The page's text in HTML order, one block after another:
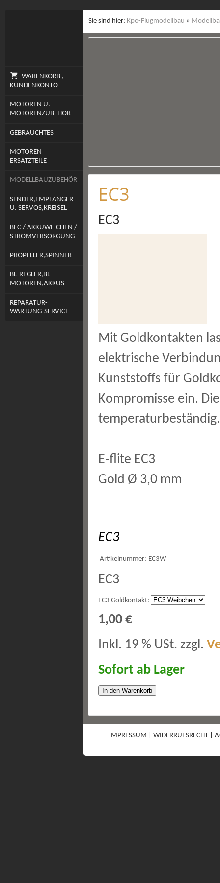
WARENKORB ,
KUNDENKONTO
MOTOREN U.
MOTORENZUBEHÖR
GEBRAUCHTES
MOTOREN
ERSATZTEILE
MODELLBAUZUBEHÖR
SENDER,EMPFÄNGER
U. SERVOS,KREISEL
BEC / AKKUWEICHEN /
STROMVERSORGUNG
PROPELLER,SPINNER
BL-REGLER,BL-
MOTOREN,AKKUS
REPARATUR-
WARTUNG-SERVICE
Sie sind hier: Kpo-Flugmodellbau »
EC3
EC3
Mit Goldkontakten
elektrische
Kunststoffs für
Kompromisse ein.
temperaturbeständig.
E-flite EC3
Gold Ø 3,0 mm
EC3
Artikelnummer: EC3W
EC3
EC3 Goldkontakt:
1,00 €
Inkl. 19 % USt. zzgl.
Sofort ab Lager
In den Warenkorb
IMPRESSUM WIDERRUFSRECHT|